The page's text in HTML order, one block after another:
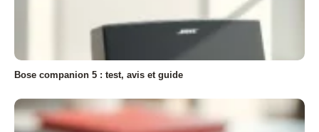
Bose companion 5 : test, avis et guide